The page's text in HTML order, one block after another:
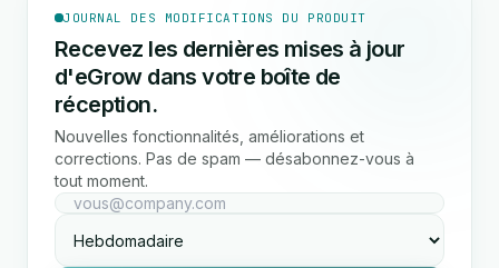
JOURNAL DES MODIFICATIONS DU PRODUIT
Recevez les dernières mises à jour
d'eGrow dans votre boîte de
réception.
Nouvelles fonctionnalités, améliorations et
corrections. Pas de spam — désabonnez-vous à
tout moment.